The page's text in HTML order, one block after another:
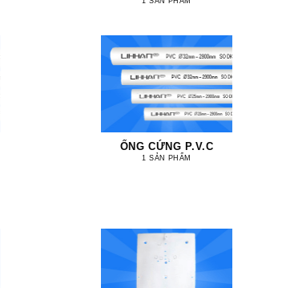
ỐNG CỨNG P.V.C
1 SẢN PHẨM